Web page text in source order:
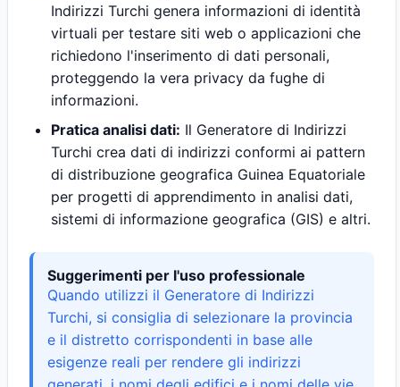
Indirizzi Turchi genera informazioni di identità
virtuali per testare siti web o applicazioni che
richiedono l'inserimento di dati personali,
proteggendo la vera privacy da fughe di
informazioni.
Pratica analisi dati: Il Generatore di Indirizzi
Turchi crea dati di indirizzi conformi ai pattern
di distribuzione geografica Guinea Equatoriale
per progetti di apprendimento in analisi dati,
sistemi di informazione geografica (GIS) e altri.
Suggerimenti per l'uso professionale
Quando utilizzi il Generatore di Indirizzi
Turchi, si consiglia di selezionare la provincia
e il distretto corrispondenti in base alle
esigenze reali per rendere gli indirizzi